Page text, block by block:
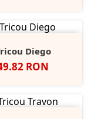
Diego
RON